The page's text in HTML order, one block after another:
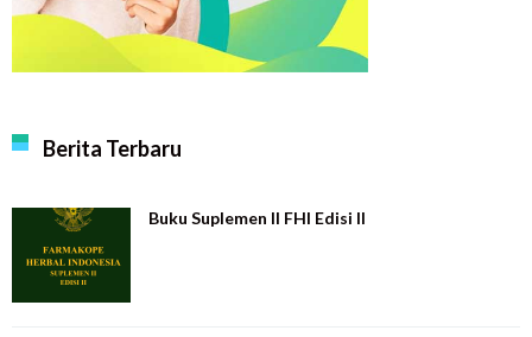
Berita Terbaru
Buku Suplemen II FHI Edisi II